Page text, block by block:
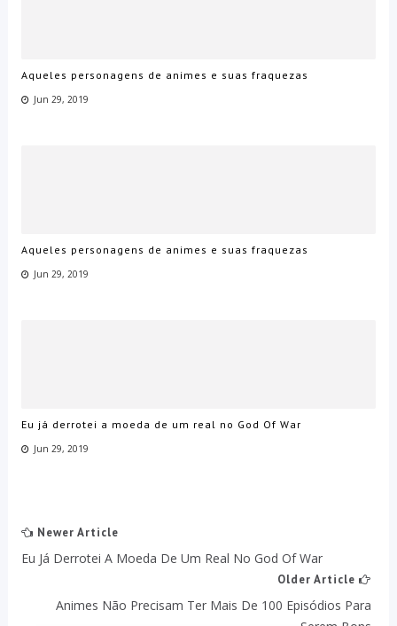
Aqueles personagens de animes e suas fraquezas
Jun 29, 2019
Aqueles personagens de animes e suas fraquezas
Jun 29, 2019
Eu já derrotei a moeda de um real no God Of War
Jun 29, 2019
Newer Article
Eu Já Derrotei A Moeda De Um Real No God Of War
Older Article
Animes Não Precisam Ter Mais De 100 Episódios Para